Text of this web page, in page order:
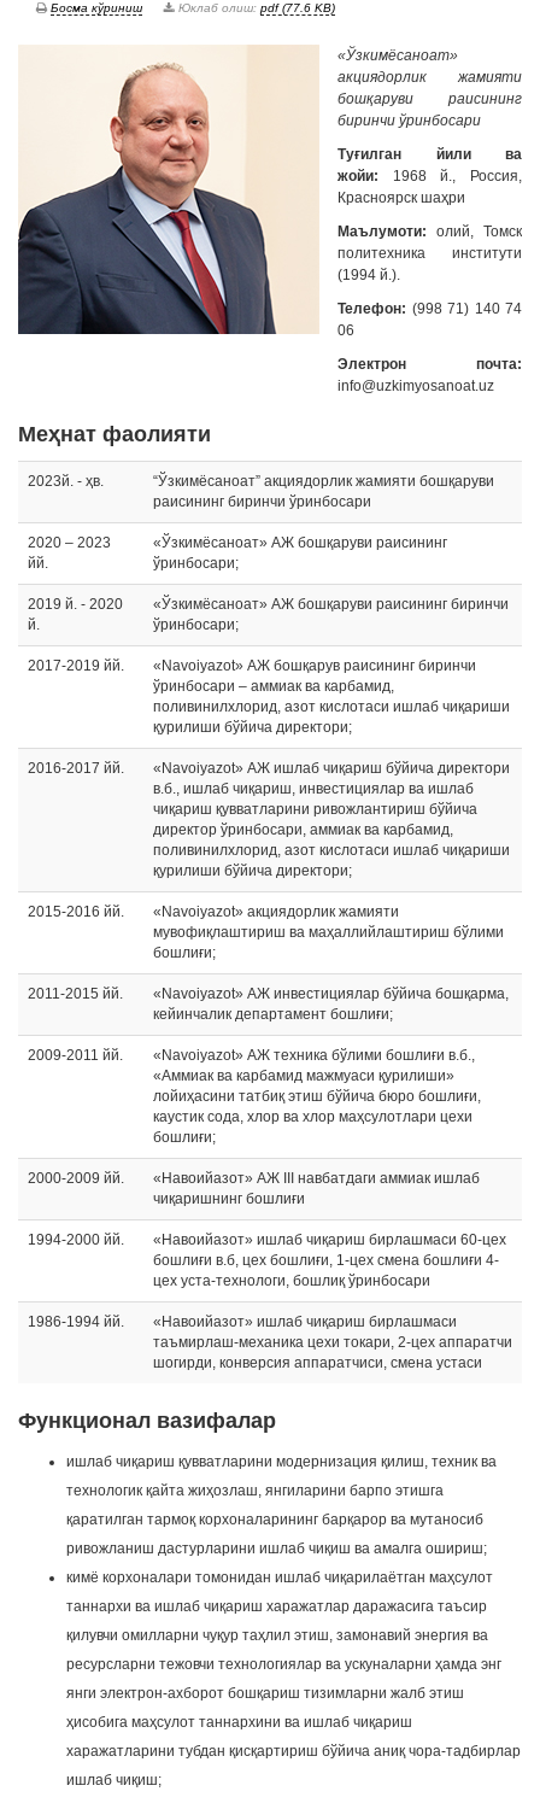
Босма кўриниш Юклаб олиш: pdf (77.6 KB)
«Ўзкимёсаноат»
акциядорлик жамияти
бошқаруви раисининг
биринчи ўринбосари
Туғилган йили ва
жойи: 1968 й., Россия,
Красноярск шаҳри
Маълумоти: олий, Томск
политехника институти
(1994 й.).
Телефон: (998 71) 140 74
06
Электрон почта:
info@uzkimyosanoat.uz
Меҳнат фаолияти
2023й. - ҳв.
“Ўзкимёсаноат” акциядорлик жамияти бошқаруви
раисининг биринчи ўринбосари
2020 – 2023
йй.
«Ўзкимёсаноат» АЖ бошқаруви раисининг
ўринбосари;
2019 й. - 2020
й.
«Ўзкимёсаноат» АЖ бошқаруви раисининг биринчи
ўринбосари;
2017-2019 йй.
«Navoiyazot» АЖ бошқарув раисининг биринчи
ўринбосари – аммиак ва карбамид,
поливинилхлорид, азот кислотаси ишлаб чиқариши
қурилиши бўйича директори;
2016-2017 йй.
«Navoiyazot» АЖ ишлаб чиқариш бўйича директори
в.б., ишлаб чиқариш, инвестициялар ва ишлаб
чиқариш қувватларини ривожлантириш бўйича
директор ўринбосари, аммиак ва карбамид,
поливинилхлорид, азот кислотаси ишлаб чиқариши
қурилиши бўйича директори;
2015-2016 йй.
«Navoiyazot» акциядорлик жамияти
мувофиқлаштириш ва маҳаллийлаштириш бўлими
бошлиғи;
2011-2015 йй.
«Navoiyazot» АЖ инвестициялар бўйича бошқарма,
кейинчалик департамент бошлиғи;
2009-2011 йй.
«Navoiyazot» АЖ техника бўлими бошлиғи в.б.,
«Аммиак ва карбамид мажмуаси қурилиши»
лойиҳасини татбиқ этиш бўйича бюро бошлиғи,
каустик сода, хлор ва хлор маҳсулотлари цехи
бошлиғи;
2000-2009 йй.
«Навоийазот» АЖ III навбатдаги аммиак ишлаб
чиқаришнинг бошлиғи
1994-2000 йй.
«Навоийазот» ишлаб чиқариш бирлашмаси 60-цех
бошлиғи в.б, цех бошлиғи, 1-цех смена бошлиғи 4-
цех уста-технологи, бошлиқ ўринбосари
1986-1994 йй.
«Навоийазот» ишлаб чиқариш бирлашмаси
таъмирлаш-механика цехи токари, 2-цех аппаратчи
шогирди, конверсия аппаратчиси, смена устаси
Функционал вазифалар
ишлаб чиқариш қувватларини модернизация қилиш, техник ва
технологик қайта жиҳозлаш, янгиларини барпо этишга
қаратилган тармоқ корхоналарининг барқарор ва мутаносиб
ривожланиш дастурларини ишлаб чиқиш ва амалга ошириш;
кимё корхоналари томонидан ишлаб чиқарилаётган маҳсулот
таннархи ва ишлаб чиқариш харажатлар даражасига таъсир
қилувчи омилларни чуқур таҳлил этиш, замонавий энергия ва
ресурсларни тежовчи технологиялар ва ускуналарни ҳамда энг
янги электрон-ахборот бошқариш тизимларни жалб этиш
ҳисобига маҳсулот таннархини ва ишлаб чиқариш
харажатларини тубдан қисқартириш бўйича аниқ чора-тадбирлар
ишлаб чиқиш;